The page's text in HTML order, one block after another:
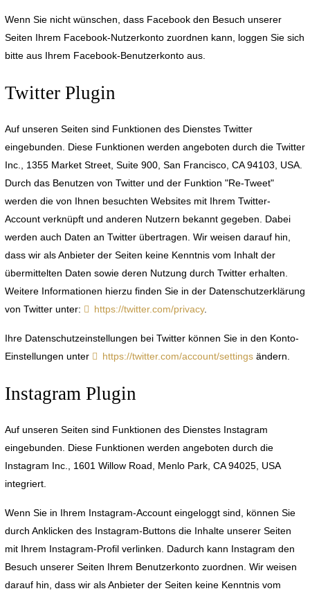
Wenn Sie nicht wünschen, dass Facebook den Besuch unserer
Seiten Ihrem Facebook-Nutzerkonto zuordnen kann, loggen Sie sich
bitte aus Ihrem Facebook-Benutzerkonto aus.
Twitter Plugin
Auf unseren Seiten sind Funktionen des Dienstes Twitter
eingebunden. Diese Funktionen werden angeboten durch die Twitter
Inc., 1355 Market Street, Suite 900, San Francisco, CA 94103, USA.
Durch das Benutzen von Twitter und der Funktion "Re-Tweet"
werden die von Ihnen besuchten Websites mit Ihrem Twitter-
Account verknüpft und anderen Nutzern bekannt gegeben. Dabei
werden auch Daten an Twitter übertragen. Wir weisen darauf hin,
dass wir als Anbieter der Seiten keine Kenntnis vom Inhalt der
übermittelten Daten sowie deren Nutzung durch Twitter erhalten.
Weitere Informationen hierzu finden Sie in der Datenschutzerklärung
von Twitter unter:
https://twitter.com/privacy.
Ihre Datenschutzeinstellungen bei Twitter können Sie in den Konto-
Einstellungen unter
https://twitter.com/account/settings ändern.
Instagram Plugin
Auf unseren Seiten sind Funktionen des Dienstes Instagram
eingebunden. Diese Funktionen werden angeboten durch die
Instagram Inc., 1601 Willow Road, Menlo Park, CA 94025, USA
integriert.
Wenn Sie in Ihrem Instagram-Account eingeloggt sind, können Sie
durch Anklicken des Instagram-Buttons die Inhalte unserer Seiten
mit Ihrem Instagram-Profil verlinken. Dadurch kann Instagram den
Besuch unserer Seiten Ihrem Benutzerkonto zuordnen. Wir weisen
darauf hin, dass wir als Anbieter der Seiten keine Kenntnis vom